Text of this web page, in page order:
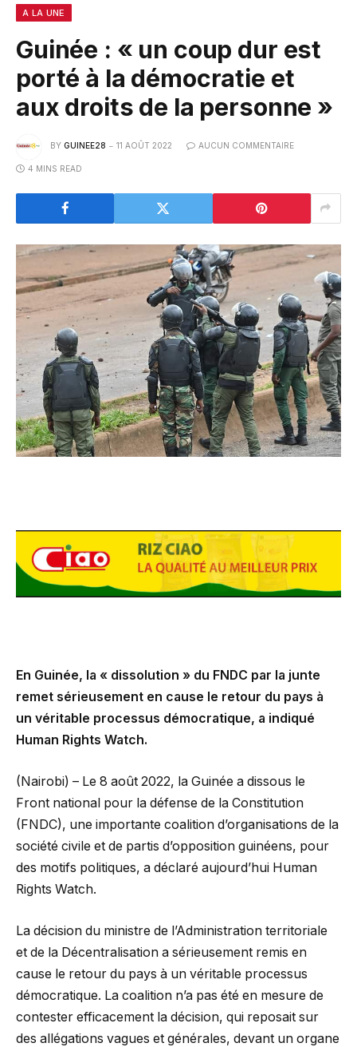
A LA UNE
Guinée : « un coup dur est
porté à la démocratie et
aux droits de la personne »
BY GUINEE28 11 AOÛT 2022 AUCUN COMMENTAIRE
4 MINS READ
En Guinée, la « dissolution » du FNDC par la junte
remet sérieusement en cause le retour du pays à
un véritable processus démocratique, a indiqué
Human Rights Watch.
(Nairobi) – Le 8 août 2022, la Guinée a dissous le
Front national pour la défense de la Constitution
(FNDC), une importante coalition d’organisations de la
société civile et de partis d’opposition guinéens, pour
des motifs politiques, a déclaré aujourd’hui Human
Rights Watch.
La décision du ministre de l’Administration territoriale
et de la Décentralisation a sérieusement remis en
cause le retour du pays à un véritable processus
démocratique. La coalition n’a pas été en mesure de
contester efficacement la décision, qui reposait sur
des allégations vagues et générales, devant un organe